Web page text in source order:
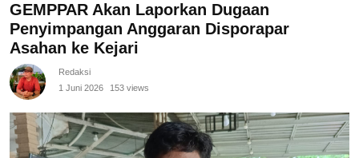
GEMPPAR Akan Laporkan Dugaan
Penyimpangan Anggaran Disporapar
Asahan ke Kejari
Redaksi
1 Juni 2026
153 views